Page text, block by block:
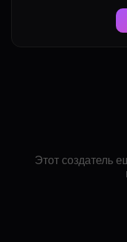
Этот создатель